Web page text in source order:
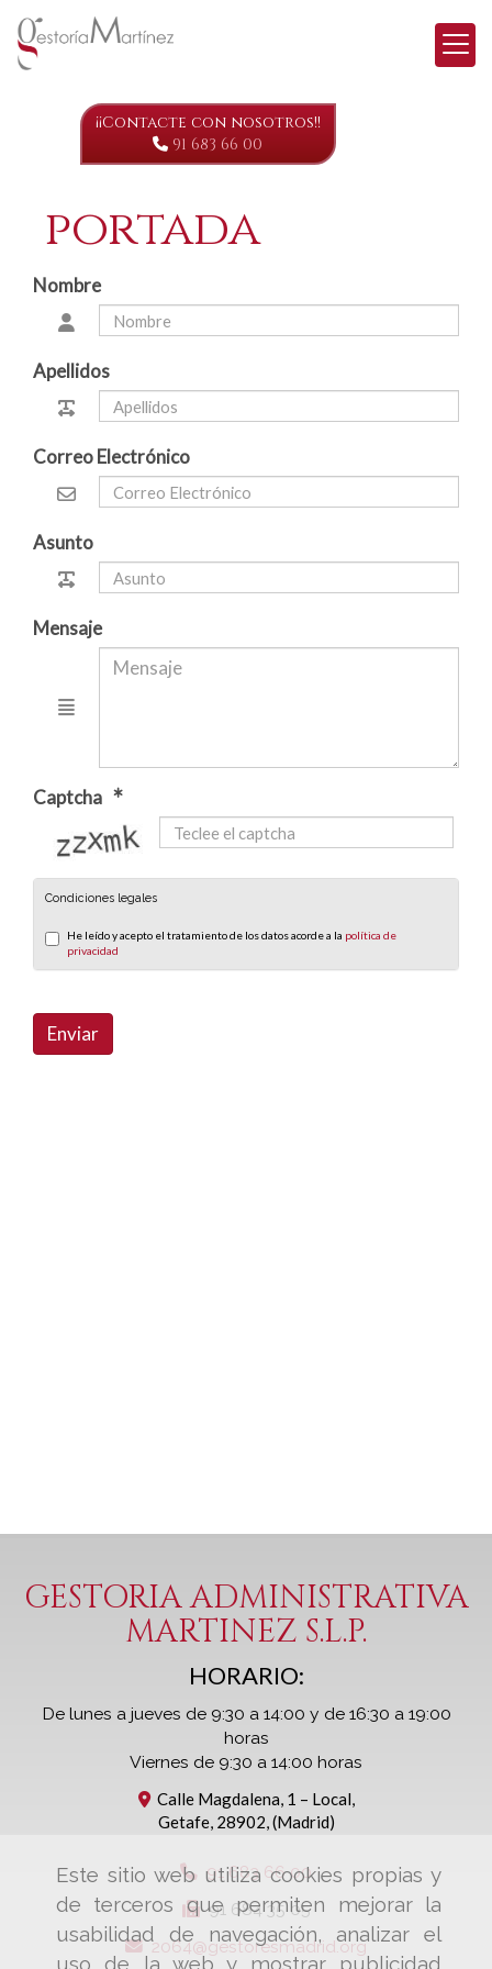
Este sitio web utiliza cookies propias y
de terceros que permiten mejorar la
usabilidad de navegación, analizar el
uso de la web y mostrar publicidad
¡¡Contacte con nosotros!!
91 683 66 00
Contacto
portada
Nombre
Apellidos
Correo Electrónico
Asunto
Mensaje
Captcha
captcha
Condiciones legales
He leído y acepto el tratamiento de los datos acorde a la política de
privacidad
Enviar
GESTORIA ADMINISTRATIVA
MARTINEZ S.L.P.
HORARIO:
De lunes a jueves de 9:30 a 14:00 y de 16:30 a 19:00
horas
Viernes de 9:30 a 14:00 horas
Calle Magdalena, 1 – Local,
Getafe, 28902,(Madrid)
91 683 66 00
91 684 35 05
2064
gestoresmadrid.org